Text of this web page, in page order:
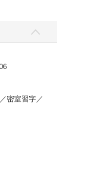
密室習字／